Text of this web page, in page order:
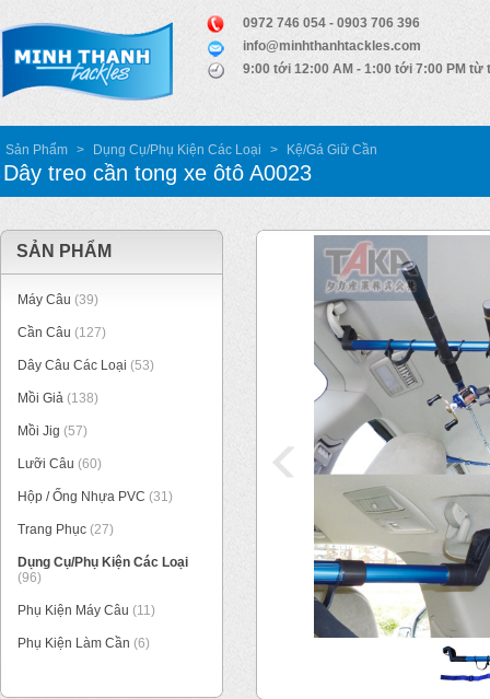
0972 746 054 - 0903 706 396
info@minhthanhtackles.com
9:00 tới 12:00 AM - 1:00 tới 7:00 PM từ
Sản Phẩm > Dụng Cụ/Phụ Kiện Các Loại > Kệ/Gá Giữ Cần
Dây treo cần tong xe ôtô A0023
SẢN PHẨM
Máy Câu (39)
Cần Câu (127)
Dây Câu Các Loại (53)
Mồi Giả (138)
Mồi Jig (57)
Lưỡi Câu (60)
Hộp / Ống Nhựa PVC (31)
Trang Phục (27)
Dụng Cụ/Phụ Kiện Các Loại
(96)
Phụ Kiện Máy Câu (11)
Phụ Kiện Làm Cần (6)